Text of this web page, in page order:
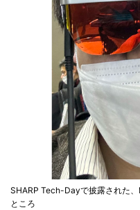
SHARP Tech-Dayで披露された
ところ